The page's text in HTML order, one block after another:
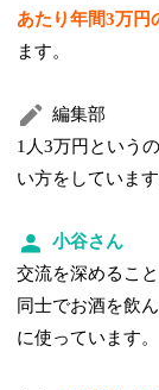
あたり年間3万円
ます。
編集部
1人3万円という
い方をしています
小谷さん
交流を深めるこ
同士でお酒を飲
に使っています。